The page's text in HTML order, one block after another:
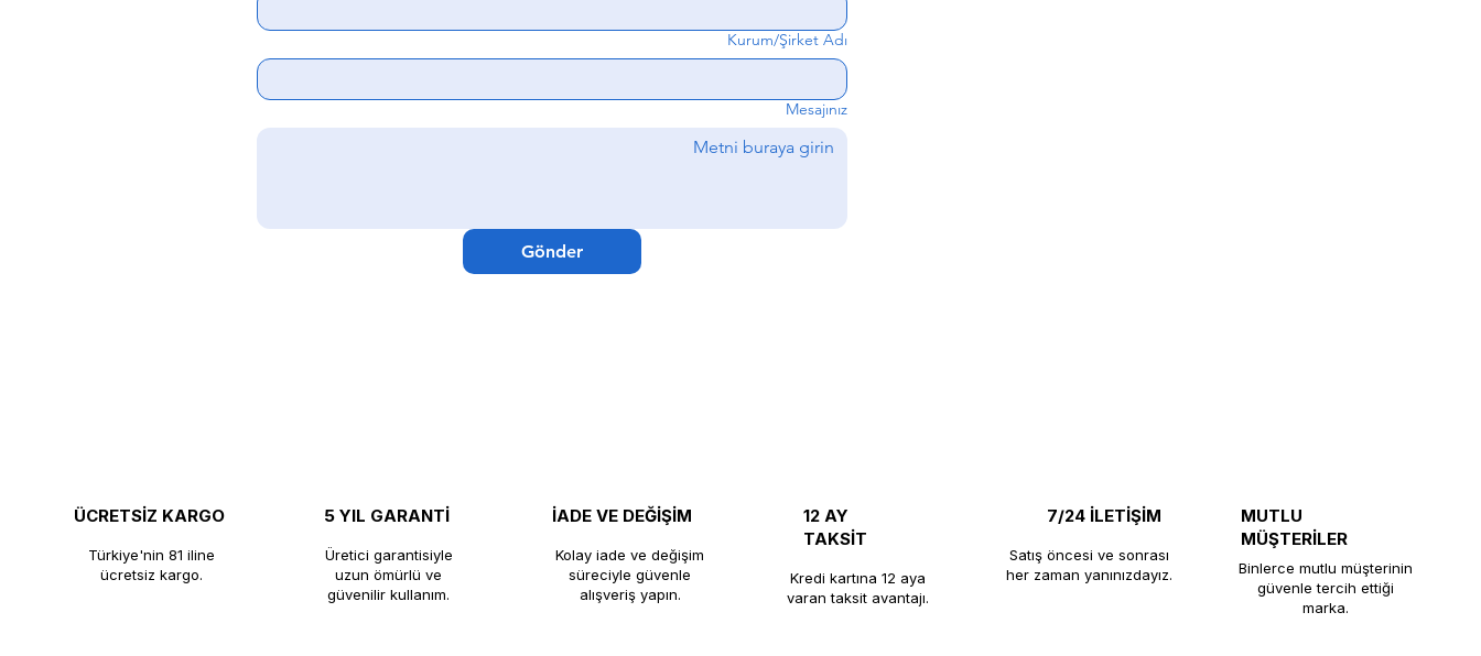
Kurum/Şirket Adı
Mesajınız
Gönder
ÜCRETSİZ KARGO
Türkiye'nin 81 iline
ücretsiz kargo.
5 YIL GARANTİ
Üretici garantisiyle
uzun ömürlü ve
güvenilir kullanım.
İADE VE DEĞİŞİM
Kolay iade ve değişim
süreciyle güvenle
alışveriş yapın.
12 AY
TAKSİT
Kredi kartına 12 aya
varan taksit avantajı.
7/24 İLETİŞİM
Satış öncesi ve sonrası
her zaman yanınızdayız.
MUTLU
MÜŞTERİLER
Binlerce mutlu müşterinin
güvenle tercih ettiği
marka.